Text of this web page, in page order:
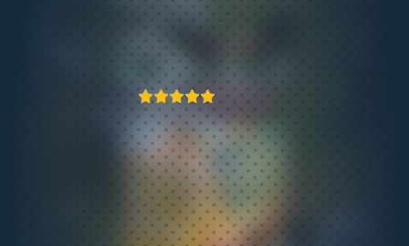
ПРИЛОЖЕНИЕ ПРОВЕРЕНО